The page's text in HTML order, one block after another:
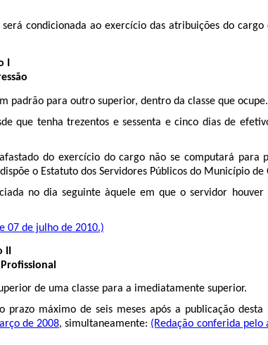
condicionada ao exercício das atribuições do cargo
I
padrão para outro superior, dentro da classe que ocupe.
que tenha trezentos e sessenta e cinco dias de
do exercício do cargo não se computará para
o Estatuto dos Servidores Públicos do Município de
no dia seguinte àquele em que o servidor houver
07 de julho de 2010.)
de uma classe para a imediatamente superior.
máximo de seis meses após a publicação
de 2008, simultaneamente: (Redação conferida pelo